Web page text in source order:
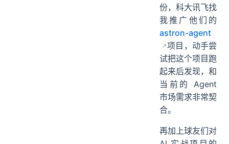
份，科大讯飞找
我推广他们的
astron-agent
项目，动手尝
试把这个项目跑
起来后发现，和
当前的 Agent
市场需求非常契
合。
再加上球友们对